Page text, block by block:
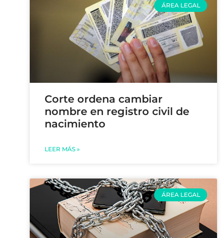
ÁREA LEGAL
Corte ordena cambiar
nombre en registro civil de
nacimiento
LEER MÁS »
ÁREA LEGAL